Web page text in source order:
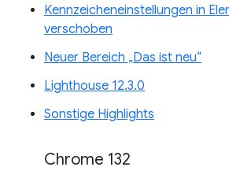
Kennzeicheneinstellungen in
verschoben
Neuer Bereich „Das ist neu“
Lighthouse 12.3.0
Sonstige Highlights
Chrome 132